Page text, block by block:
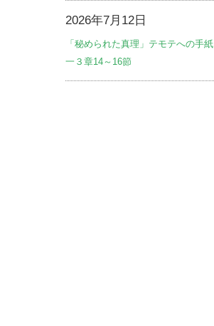
2026年7月12日
「秘められた真理」テモテへの手紙
一３章14～16節